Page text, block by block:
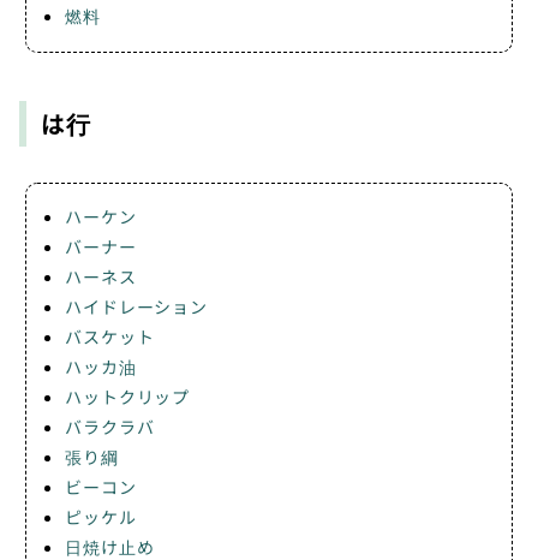
燃料
は行
ハーケン
バーナー
ハーネス
ハイドレーション
バスケット
ハッカ油
ハットクリップ
バラクラバ
張り綱
ビーコン
ピッケル
日焼け止め